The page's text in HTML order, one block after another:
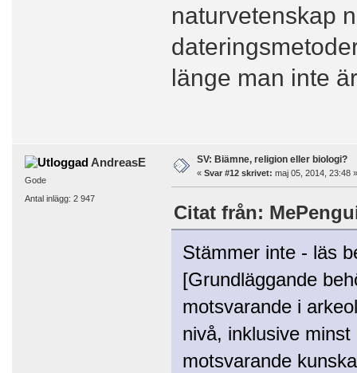
naturvetenskap
länge man inte
AndreasE
Gode
Antal inlägg: 2 947
SV: Biämne, religion eller biologi?
« Svar #12 skrivet: maj 05, 2014, 23:48 »
Citat från:
Stämmer inte - läs
[Grundläggande
motsvarande i
nivå, inklusive
motsvarande